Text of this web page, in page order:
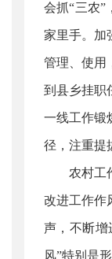
会抓“三农”
家里手。加
管理、使用
到县乡挂职
一线工作锻
径，注重提
农村工
改进工作作
声，不断增
风”特别是